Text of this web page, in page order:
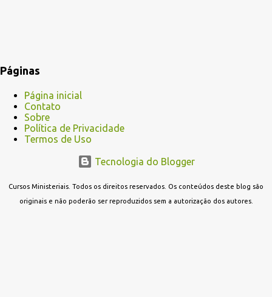
Páginas
Página inicial
Contato
Sobre
Política de Privacidade
Termos de Uso
Tecnologia do Blogger
Cursos Ministeriais. Todos os direitos reservados. Os conteúdos deste blog são
originais e não poderão ser reproduzidos sem a autorização dos autores.